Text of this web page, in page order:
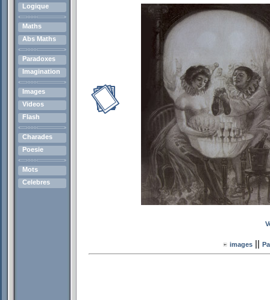
Logique
Maths
Abs Maths
Paradoxes
Imagination
Images
Videos
Flash
Charades
Poesie
Mots
Celebres
images||